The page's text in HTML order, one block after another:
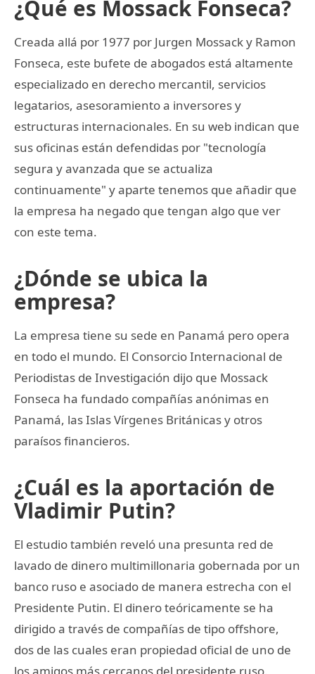
¿Qué es Mossack Fonseca?
Creada allá por 1977 por Jurgen Mossack y Ramon
Fonseca, este bufete de abogados está altamente
especializado en derecho mercantil, servicios
legatarios, asesoramiento a inversores y
estructuras internacionales. En su web indican que
sus oficinas están defendidas por "tecnología
segura y avanzada que se actualiza
continuamente" y aparte tenemos que añadir que
la empresa ha negado que tengan algo que ver
con este tema.
¿Dónde se ubica la
empresa?
La empresa tiene su sede en Panamá pero opera
en todo el mundo. El Consorcio Internacional de
Periodistas de Investigación dijo que Mossack
Fonseca ha fundado compañías anónimas en
Panamá, las Islas Vírgenes Británicas y otros
paraísos financieros.
¿Cuál es la aportación de
Vladimir Putin?
El estudio también reveló una presunta red de
lavado de dinero multimillonaria gobernada por un
banco ruso e asociado de manera estrecha con el
Presidente Putin. El dinero teóricamente se ha
dirigido a través de compañías de tipo offshore,
dos de las cuales eran propiedad oficial de uno de
los amigos más cercanos del presidente ruso.